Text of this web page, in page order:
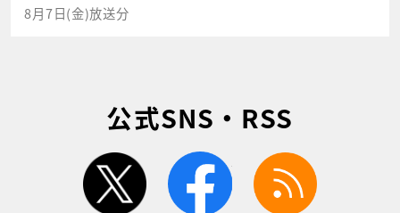
8月7日(金)放送分
公式SNS・RSS
twitter facebook